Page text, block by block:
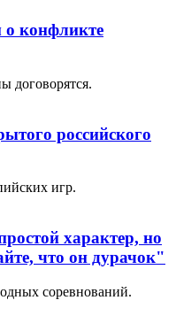
о конфликте
договорятся.
российского
игр.
характер, но
что он дурачок"
соревнований.